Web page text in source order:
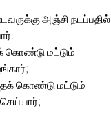
அஞ்சி நடப்பதில்
மட்டும்
கொண்டு மட்டும்